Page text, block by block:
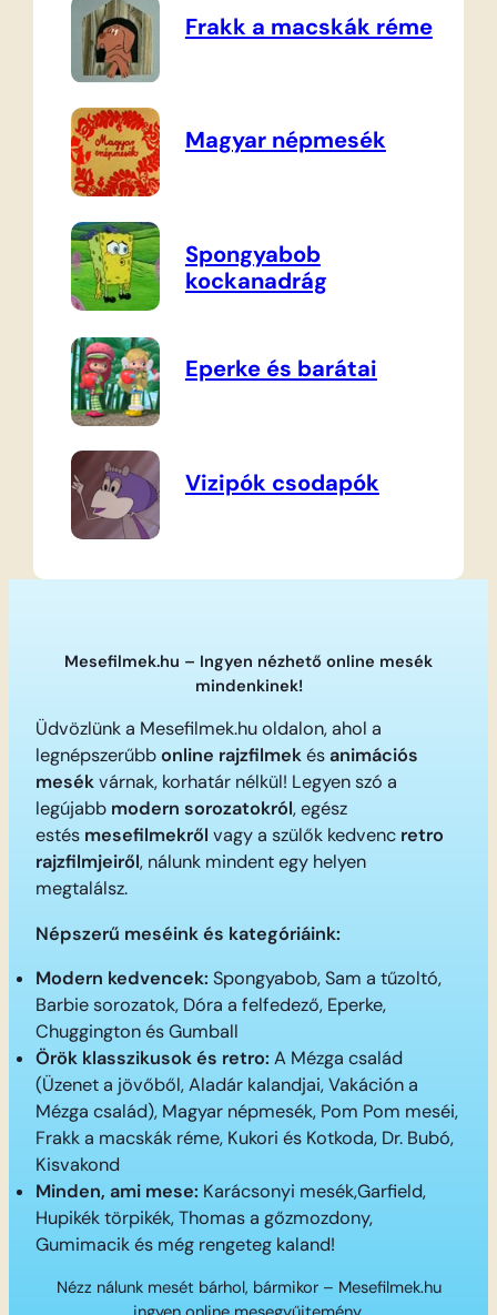
Frakk a macskák réme
Magyar népmesék
Spongyabob
kockanadrág
Eperke és barátai
Vizipók csodapók
Mesefilmek.hu – Ingyen nézhető online mesék
mindenkinek!
Üdvözlünk a Mesefilmek.hu oldalon, ahol a
legnépszerűbbonline rajzfilmekésanimációs
mesékvárnak, korhatár nélkül! Legyen szó a
legújabb modern sorozatokról, egész
estés mesefilmekről vagy a szülők kedvenc retro
rajzfilmjeiről, nálunk mindent egy helyen
megtalálsz.
Népszerű meséink és kategóriáink:
Modern kedvencek: Spongyabob, Sam a tűzoltó,
Barbie sorozatok, Dóra a felfedező, Eperke,
Chuggington és Gumball
Örök klasszikusok és retro: A Mézga család
(Üzenet a jövőből, Aladár kalandjai, Vakáción a
Mézga család), Magyar népmesék, Pom Pom meséi,
Frakk a macskák réme, Kukori és Kotkoda, Dr. Bubó,
Kisvakond
Minden, ami mese: Karácsonyi mesék,Garfield,
Hupikék törpikék, Thomas a gőzmozdony,
Gumimacik és még rengeteg kaland!
Nézz nálunk mesét bárhol, bármikor – Mesefilmek.hu